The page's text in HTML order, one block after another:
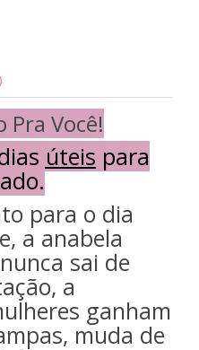
Você!
úteis para
para o dia
a anabela
sai de
a
ganham
muda de